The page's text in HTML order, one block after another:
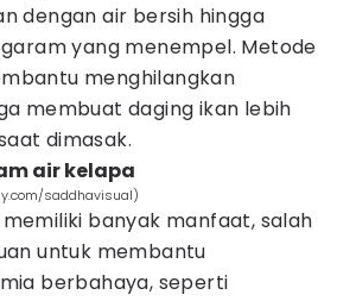
dengan air bersih hingga
yang menempel. Metode
menghilangkan
membuat daging ikan lebih
dimasak.
air kelapa
saddhavisual)
banyak manfaat, salah
untuk membantu
berbahaya, seperti